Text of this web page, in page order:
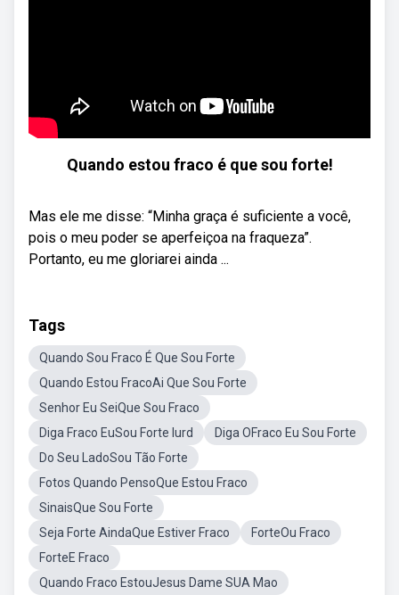
Quando estou fraco é que sou forte!
Mas ele me disse: “Minha graça é suficiente a você,
pois o meu poder se aperfeiçoa na fraqueza”.
Portanto, eu me gloriarei ainda ...
Tags
Quando Sou Fraco É Que Sou Forte
Quando Estou FracoAi Que Sou Forte
Senhor Eu SeiQue Sou Fraco
Diga Fraco EuSou Forte Iurd
Diga OFraco Eu Sou Forte
Do Seu LadoSou Tão Forte
Fotos Quando PensoQue Estou Fraco
SinaisQue Sou Forte
Seja Forte AindaQue Estiver Fraco
ForteOu Fraco
ForteE Fraco
Quando Fraco EstouJesus Dame SUA Mao